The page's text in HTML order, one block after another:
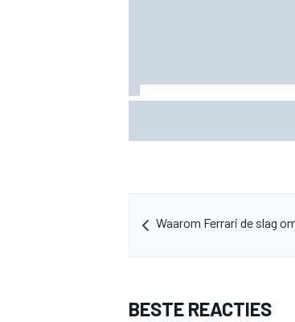
MEER RACEKLASSEN
Waarom Ferrari de slag
BESTE REACTIES